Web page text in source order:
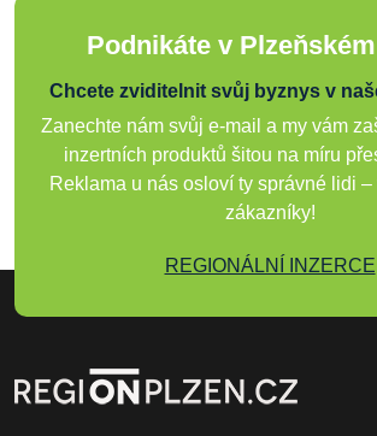
Podnikáte v
Chcete zviditelnit svůj byznys v
Zanechte nám svůj e-mail a my vám
inzertních produktů šitou na míru
Reklama u nás osloví ty správné lidi
zákazníky!
REGIONÁLNÍ INZERCE